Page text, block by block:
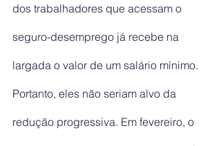
dos trabalhadores que acessam o
seguro-desemprego já recebe na
largada o valor de um salário mínimo.
Portanto, eles não seriam alvo da
redução progressiva. Em fevereiro, o